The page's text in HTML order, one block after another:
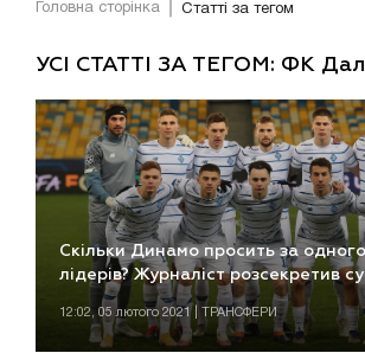
Головна сторінка Статті за тегом
УСІ СТАТТІ ЗА ТЕГОМ: ФК
Cкільки Динамо просить за одного
лідерів? Журналіст розсекретив
12:02, 05 лютого 2021 | ТРАНСФЕРИ